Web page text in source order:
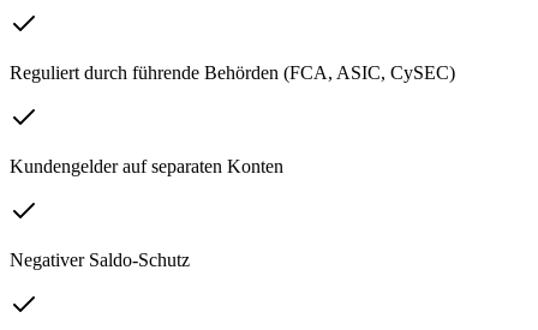
Reguliert durch führende Behörden (FCA, ASIC, CySEC)
Kundengelder auf separaten Konten
Negativer Saldo-Schutz